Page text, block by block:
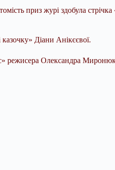
приз журі здобула стрічка
Діани Анікєєвої.
режисера Олександра